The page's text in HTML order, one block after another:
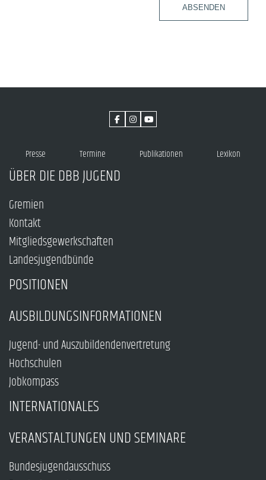
ABSENDEN
Presse Termine Publikationen Lexikon
ÜBER DIE DBB JUGEND
Gremien
Kontakt
Mitgliedsgewerkschaften
Landesjugendbünde
POSITIONEN
AUSBILDUNGSINFORMATIONEN
Jugend- und Auszubildendenvertretung
Hochschulen
Jobkompass
INTERNATIONALES
VERANSTALTUNGEN UND SEMINARE
Bundesjugendausschuss